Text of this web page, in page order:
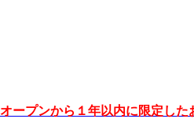
プンから１年以内に限定した